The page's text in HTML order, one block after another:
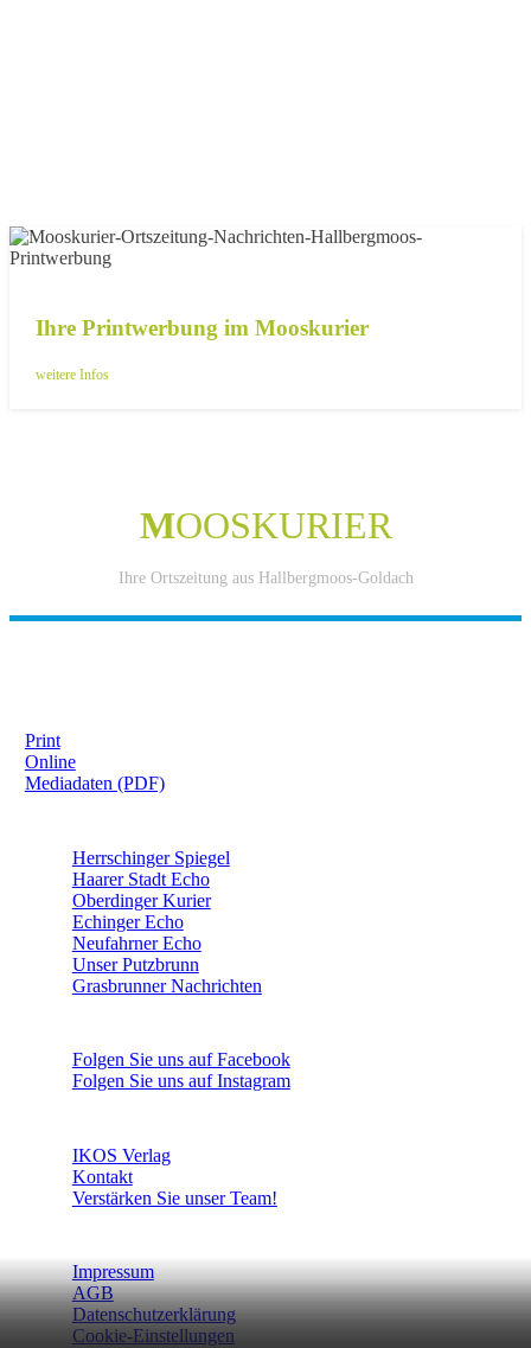
Ihre Printwerbung im Mooskurier
weitere Infos
MOOSKURIER
Ihre Ortszeitung aus Hallbergmoos-Goldach
Print
Online
Mediadaten (PDF)
Herrschinger Spiegel
Haarer Stadt Echo
Oberdinger Kurier
Echinger Echo
Neufahrner Echo
Unser Putzbrunn
Grasbrunner Nachrichten
Folgen Sie uns auf Facebook
Folgen Sie uns auf Instagram
IKOS Verlag
Kontakt
Verstärken Sie unser Team!
Impressum
AGB
Datenschutzerklärung
Cookie-Einstellungen